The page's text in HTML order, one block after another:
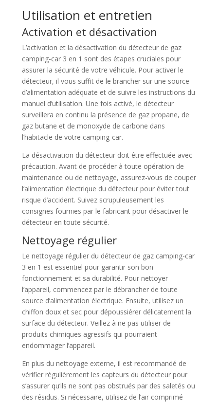
Utilisation et entretien
Activation et désactivation
L’activation et la désactivation du détecteur de gaz
camping-car 3 en 1 sont des étapes cruciales pour
assurer la sécurité de votre véhicule. Pour activer le
détecteur, il vous suffit de le brancher sur une source
d’alimentation adéquate et de suivre les instructions du
manuel d’utilisation. Une fois activé, le détecteur
surveillera en continu la présence de gaz propane, de
gaz butane et de monoxyde de carbone dans
l’habitacle de votre camping-car.
La désactivation du détecteur doit être effectuée avec
précaution. Avant de procéder à toute opération de
maintenance ou de nettoyage, assurez-vous de couper
l’alimentation électrique du détecteur pour éviter tout
risque d’accident. Suivez scrupuleusement les
consignes fournies par le fabricant pour désactiver le
détecteur en toute sécurité.
Nettoyage régulier
Le nettoyage régulier du détecteur de gaz camping-car
3 en 1 est essentiel pour garantir son bon
fonctionnement et sa durabilité. Pour nettoyer
l’appareil, commencez par le débrancher de toute
source d’alimentation électrique. Ensuite, utilisez un
chiffon doux et sec pour dépoussiérer délicatement la
surface du détecteur. Veillez à ne pas utiliser de
produits chimiques agressifs qui pourraient
endommager l’appareil.
En plus du nettoyage externe, il est recommandé de
vérifier régulièrement les capteurs du détecteur pour
s’assurer qu’ils ne sont pas obstrués par des saletés ou
des résidus. Si nécessaire, utilisez de l’air comprimé